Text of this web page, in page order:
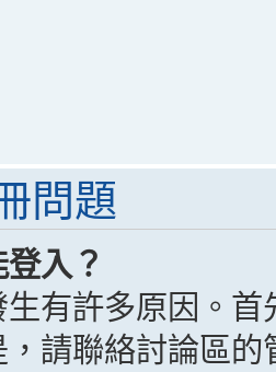
問題
入？
有許多原因。
請聯絡討論區